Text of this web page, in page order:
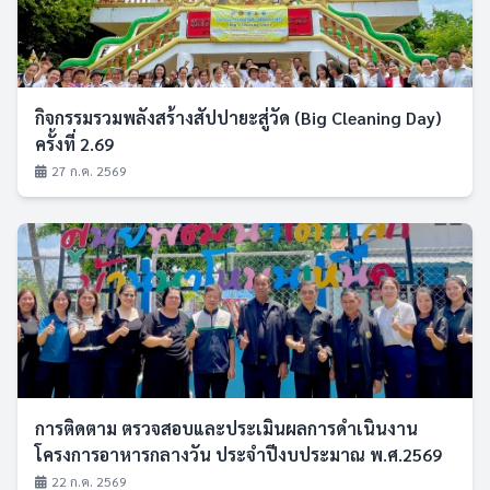
กิจกรรมรวมพลังสร้างสัปปายะสู่วัด (Big Cleaning Day)
ครั้งที่ 2.69
27 ก.ค. 2569
การติดตาม ตรวจสอบและประเมินผลการดำเนินงาน
โครงการอาหารกลางวัน ประจำปีงบประมาณ พ.ศ.2569
22 ก.ค. 2569